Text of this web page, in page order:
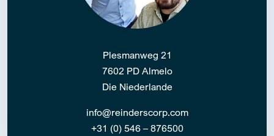
Plesmanweg 21
7602 PD Almelo
Die Niederlande
info@reinderscorp.com
+31 (0) 546 – 876500